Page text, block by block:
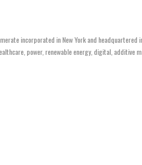
incorporated in New York and headquartered
power, renewable energy, digital, additive